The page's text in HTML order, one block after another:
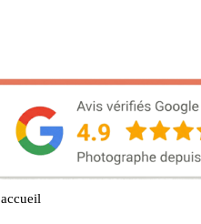
accueil